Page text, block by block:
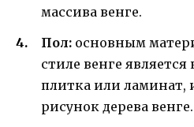
массива венге.
Пол: основным
стиле венге
плитка или
рисунок дерева венге.